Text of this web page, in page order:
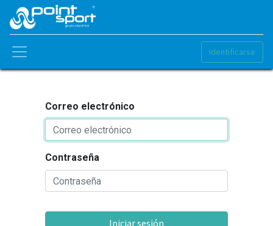
Identificarse
Correo electrónico
Contraseña
Iniciar sesión